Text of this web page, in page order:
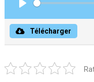
Télécharger